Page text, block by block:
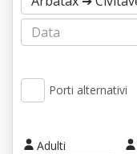
Porti alternativi
Adulti